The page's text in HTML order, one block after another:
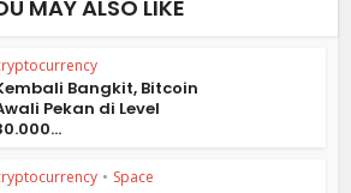
MAY ALSO LIKE
Bangkit, Bitcoin
Pekan di Level
• Space